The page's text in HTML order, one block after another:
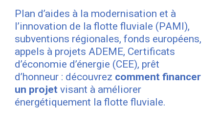
Plan d’aides à la modernisation et à
l’innovation de la flotte fluviale (PAMI),
subventions régionales, fonds européens,
appels à projets ADEME, Certificats
d’économie d’énergie (CEE), prêt
d’honneur : découvrez comment financer
un projet visant à améliorer
énergétiquement la flotte fluviale.